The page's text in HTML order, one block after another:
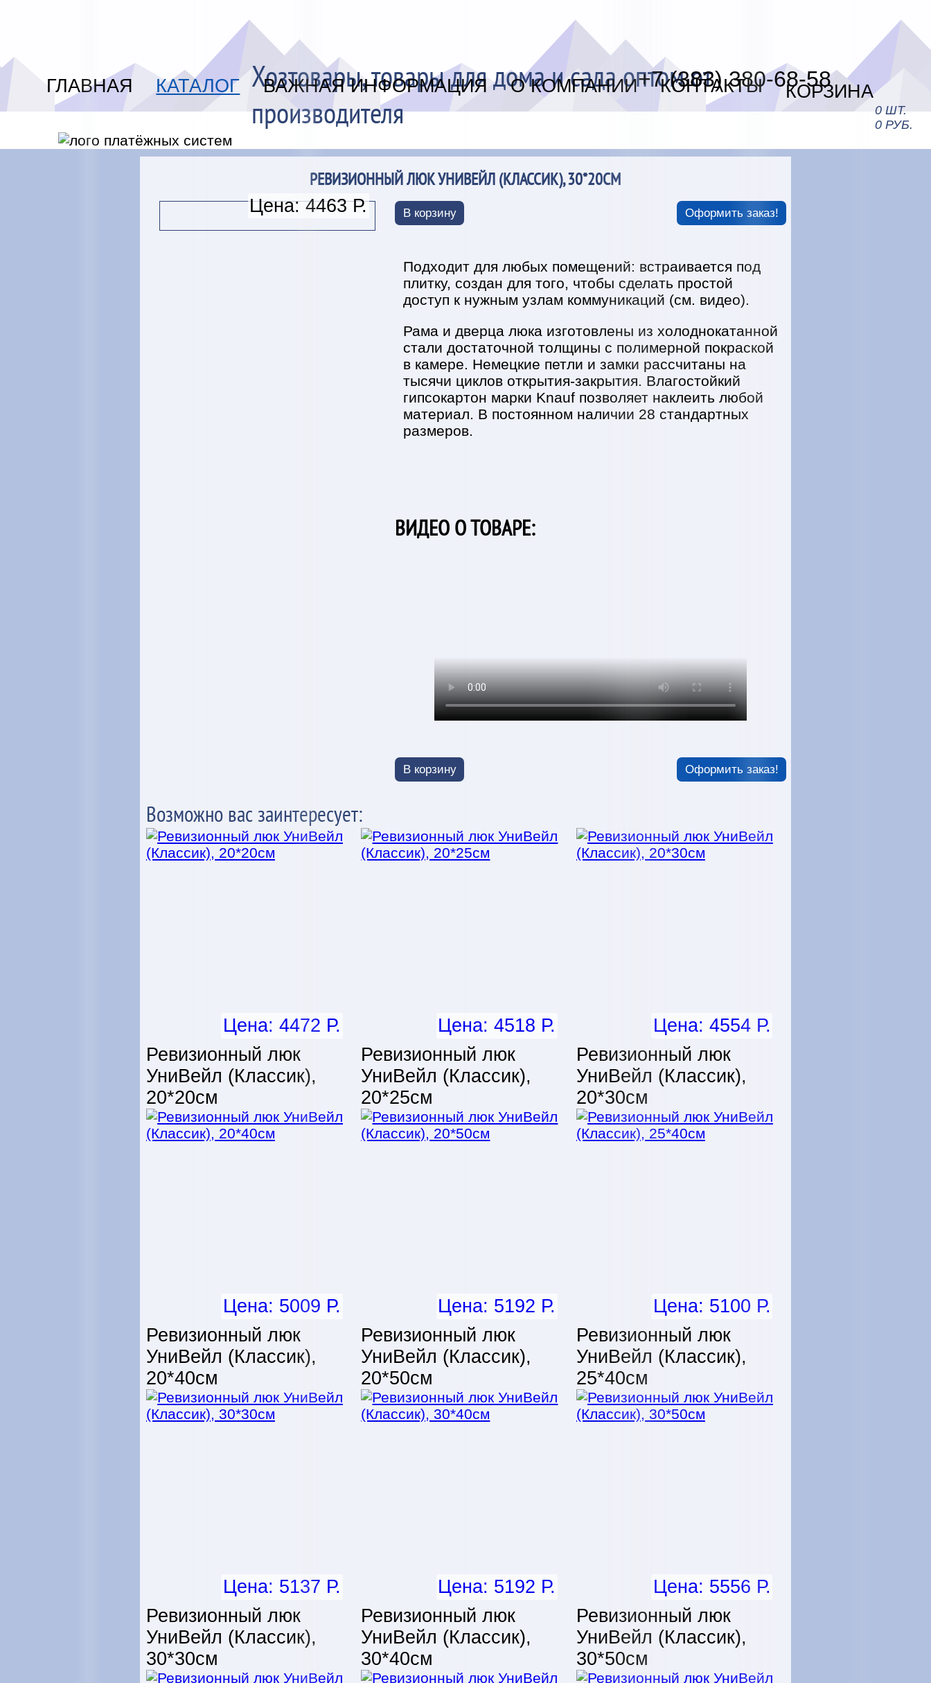
Хозтовары, товары для дома и сада оптом от
производителя
+7 (383) 380-68-58
ГЛАВНАЯ КАТАЛОГ ВАЖНАЯ ИНФОРМАЦИЯ О КОМПАНИИ КОНТАКТЫ КОРЗИНА
0 ШТ.
0 РУБ.
РЕВИЗИОННЫЙ ЛЮК УНИВЕЙЛ (КЛАССИК), 30*20СМ
Цена: 4463 Р. В корзину Оформить заказ!
Подходит для любых помещений: встраивается под
плитку, создан для того, чтобы сделать простой
доступ к нужным узлам коммуникаций (см. видео).
Рама и дверца люка изготовлены из холоднокатанной
стали достаточной толщины с полимерной покраской
в камере. Немецкие петли и замки рассчитаны на
тысячи циклов открытия-закрытия. Влагостойкий
гипсокартон марки Knauf позволяет наклеить любой
материал. В постоянном наличии 28 стандартных
размеров.
ВИДЕО О ТОВАРЕ:
В корзину Оформить заказ!
Возможно вас заинтересует:
Цена: 4472 Р.
Ревизионный люк
УниВейл (Классик),
20*20см
Цена: 4518 Р.
Ревизионный люк
УниВейл (Классик),
20*25см
Цена: 4554 Р.
Ревизионный люк
УниВейл (Классик),
20*30см
Цена: 5009 Р.
Ревизионный люк
УниВейл (Классик),
20*40см
Цена: 5192 Р.
Ревизионный люк
УниВейл (Классик),
20*50см
Цена: 5100 Р.
Ревизионный люк
УниВейл (Классик),
25*40см
Цена: 5137 Р.
Ревизионный люк
УниВейл (Классик),
30*30см
Цена: 5192 Р.
Ревизионный люк
УниВейл (Классик),
30*40см
Цена: 5556 Р.
Ревизионный люк
УниВейл (Классик),
30*50см